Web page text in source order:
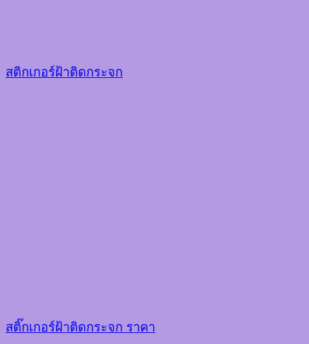
สติกเกอร์ฝ้าติดกระจก
สติ๊กเกอร์ฝ้าติดกระจก ราคา